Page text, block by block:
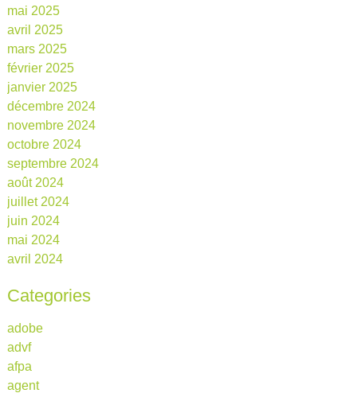
mai 2025
avril 2025
mars 2025
février 2025
janvier 2025
décembre 2024
novembre 2024
octobre 2024
septembre 2024
août 2024
juillet 2024
juin 2024
mai 2024
avril 2024
Categories
adobe
advf
afpa
agent